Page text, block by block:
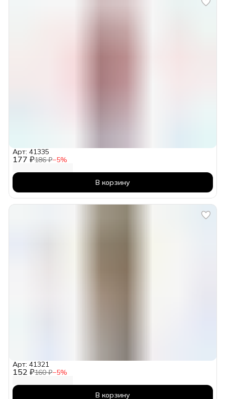
177 ₽186 ₽−5%
Арт: 41335
В корзину
152 ₽160 ₽−5%
Арт: 41321
В корзину